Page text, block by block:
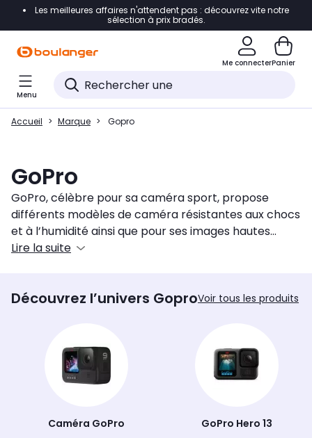
Accéder directement à la navigation
Accéder directement au pied de page
Accéder directement au chatbot
Les meilleures affaires n'attendent pas : découvrez vite notre
sélection à prix bradés.
Me connecterPanier
Menu
Accueil Marque Gopro
GoPro
GoPro, célèbre pour sa caméra sport, propose
différents modèles de caméra résistantes aux chocs
et à l’humidité ainsi que pour ses images hautes
définitions. Grâce à ses performances techniques
fortes désirant capturer la séquence parfaite. Les
cinématographique inégalée. Grâce à ses nombreux
accessoires, tels que les stabilisateurs, les fixations,
les protections et même les drones, la GoPro
Lire la suite
Découvrez l’univers GoproVoir tous les produits
Caméra GoPro GoPro Hero 13